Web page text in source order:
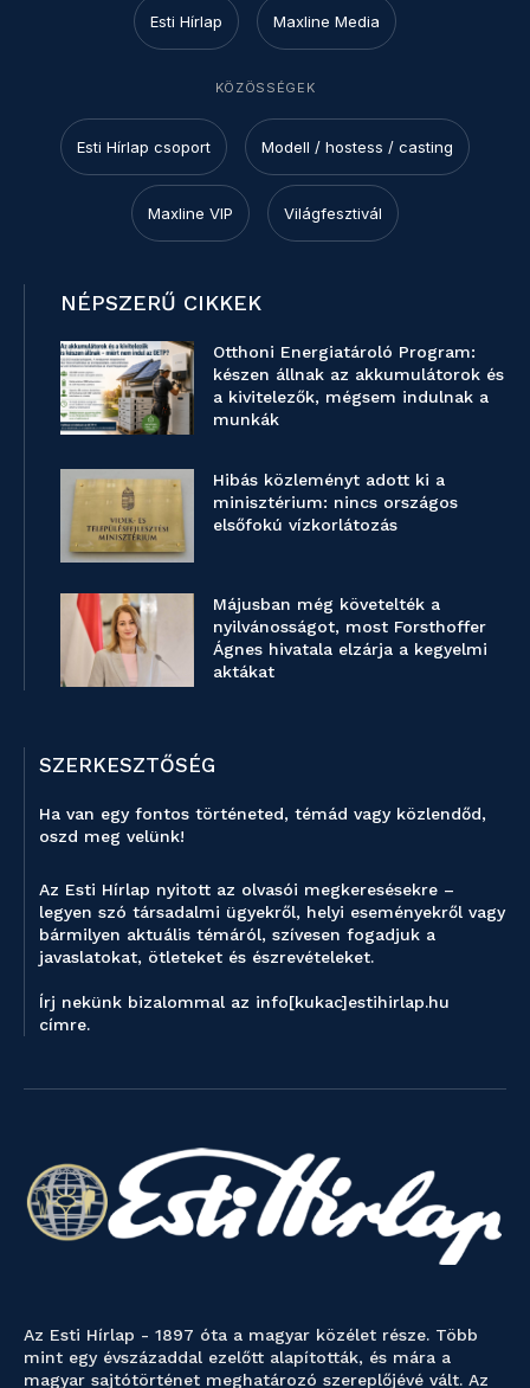
Esti Hírlap Maxline Media
KÖZÖSSÉGEK
Esti Hírlap csoport Modell / hostess / casting
Maxline VIP Világfesztivál
NÉPSZERŰ CIKKEK
Otthoni Energiatároló Program:
készen állnak az akkumulátorok és
a kivitelezők, mégsem indulnak a
munkák
Hibás közleményt adott ki a
minisztérium: nincs országos
elsőfokú vízkorlátozás
Májusban még követelték a
nyilvánosságot, most Forsthoffer
Ágnes hivatala elzárja a kegyelmi
aktákat
SZERKESZTŐSÉG
Ha van egy fontos történeted, témád vagy közlendőd,
oszd meg velünk!
Az Esti Hírlap nyitott az olvasói megkeresésekre –
legyen szó társadalmi ügyekről, helyi eseményekről vagy
bármilyen aktuális témáról, szívesen fogadjuk a
javaslatokat, ötleteket és észrevételeket.
Írj nekünk bizalommal az info[kukac]estihirlap.hu
címre.
Az Esti Hírlap - 1897 óta a magyar közélet része. Több
mint egy évszázaddal ezelőtt alapították, és mára a
magyar sajtótörténet meghatározó szereplőjévé vált. Az